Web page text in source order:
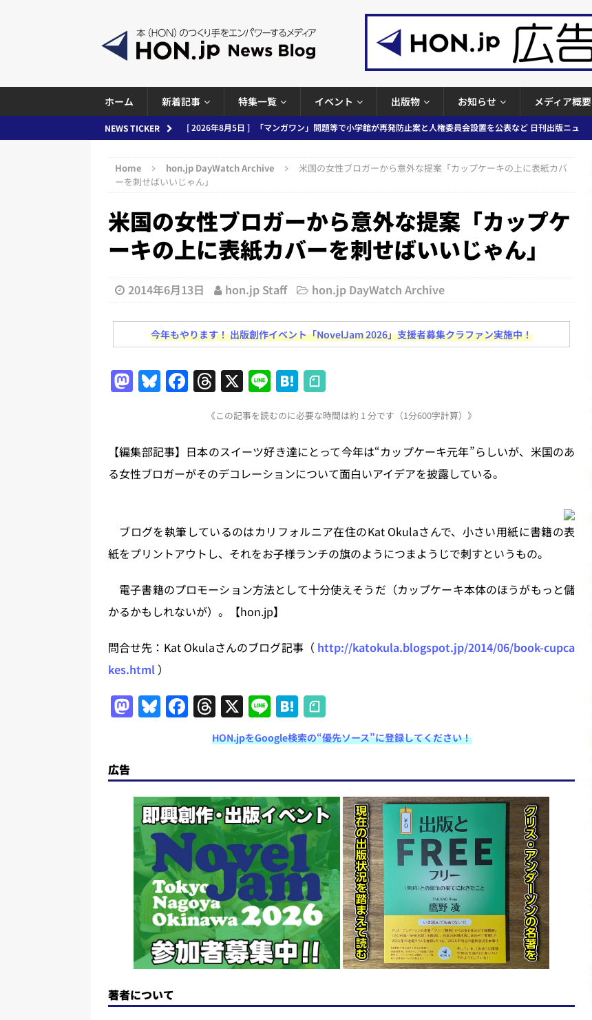
ホーム 新着記事 特集一覧 イベント 出版物 お知らせ メディア概要
NEWS TICKER [ 2026年8月5日 ]
「マンガワン」問題等で小学館が再発防止案と人権委員会設置を公表など 日刊出版ニュ
[ 2026年8月4日 ] 小学館「マンガワン」問題の第三者委員会調査報告書を公開など 日刊出版ニュースまと
[ 2026年8月3日 ] 「講談社、著者向けポータルサイト提供開始」「EUが生成AIコンテンツの識別表示を義
務化」など、週刊出版ニュースまとめ＆コラム #726（2026年7月26日～8月1日）
週刊出版ニュースま
[ 2026年8月2日 ] EUが生成AIコンテンツの識別表示を義務化など 日刊出版ニュースまとめ 2026.08.02
[ 2026年8月1日 ] 文科省、プログラミング教育にAI活用方針など 日刊出版ニュースまとめ 2026.08.01
[ 2026年7月31日 ] HON.jp News Blogに拡張検索生成（RAG）で回答を返すチャットボットを設置など
[ 2026年7月30日 ] ChatGPTが文体模写を拒否するようになど 日刊出版ニュースまとめ 2026.07.30
日
刊出版ニュースまとめ
とめ 2026.07.29
日刊出版ニュースまとめ
[ 2026年8月6日 ] ラップも読書など 日刊出版ニュースまとめ 2026.08.06 日刊出版ニュースまとめ
Home hon.jp DayWatch Archive
米国の女性ブロガーから意外な提案「カップケーキの上に表紙カバ
ーを刺せばいいじゃん」
米国の女性ブロガーから意外な提案「カップケ
ーキの上に表紙カバーを刺せばいいじゃん」
2014年6月13日 hon.jp Staff hon.jp DayWatch Archive
今年もやります！ 出版創作イベント「NovelJam 2026」支援者募集クラファン実施中！
M
o
d
Bl
s
k
F
e
b
k
T
re
a
d
X Li
n
e
H
at
e
n
a
《この記事を読むのに必要な時間は約 1 分です（1分600字計算）》
【編集部記事】日本のスイーツ好き達にとって今年は“カップケーキ元年”らしいが、米国のあ
る女性ブロガーがそのデコレーションについて面白いアイデアを披露している。
ブログを執筆しているのはカリフォルニア在住のKat Okulaさんで、小さい用紙に書籍の表
紙をプリントアウトし、それをお子様ランチの旗のようにつまようじで刺すというもの。
電子書籍のプロモーション方法として十分使えそうだ（カップケーキ本体のほうがもっと儲
かるかもしれないが）。【hon.jp】
問合せ先：Kat Okulaさんのブログ記事（ http://katokula.blogspot.jp/2014/06/book-cupca
kes.html ）
M
a
o
d
o
n
Bl
u
s
k
y
F
a
e
b
o
o
k
T
h
re
a
d
s
X Li
n
e
H
at
e
n
a
HON.jpをGoogle検索の“優先ソース”に登録してください！
広告
著者について